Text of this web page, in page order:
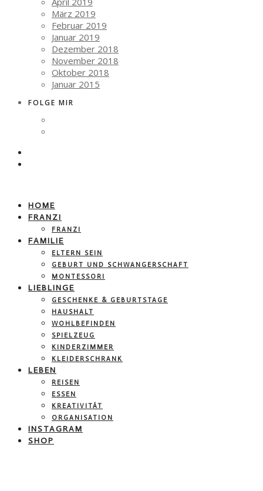
März 2019
Februar 2019
Januar 2019
Dezember 2018
November 2018
Oktober 2018
Januar 2015
FOLGE MIR
HOME
FRANZI
FRANZI
FAMILIE
ELTERN SEIN
GEBURT UND SCHWANGERSCHAFT
MONTESSORI
LIEBLINGE
GESCHENKE & GEBURTSTAGE
HAUSHALT
WOHLBEFINDEN
SPIELZEUG
KINDERZIMMER
KLEIDERSCHRANK
LEBEN
REISEN
ESSEN
KREATIVITÄT
ORGANISATION
INSTAGRAM
SHOP